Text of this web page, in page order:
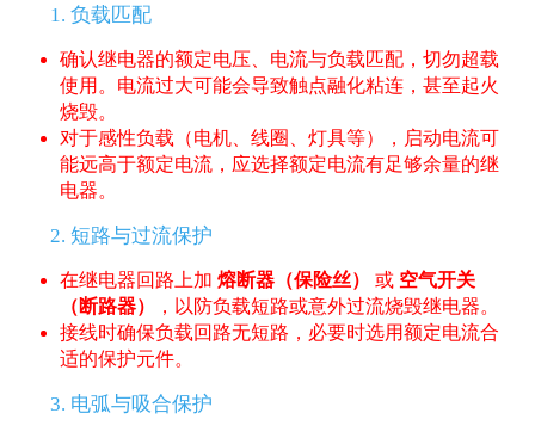
1. 负载匹配
确认继电器的额定电压、电流与负载匹配，切勿超载
使用。电流过大可能会导致触点融化粘连，甚至起火
烧毁。
对于感性负载（电机、线圈、灯具等），启动电流可
能远高于额定电流，应选择额定电流有足够余量的继
电器。
2. 短路与过流保护
在继电器回路上加 熔断器（保险丝） 或 空气开关
（断路器）
，以防负载短路或意外过流烧毁继电器。
接线时确保负载回路无短路，必要时选用额定电流合
适的保护元件。
3. 电弧与吸合保护